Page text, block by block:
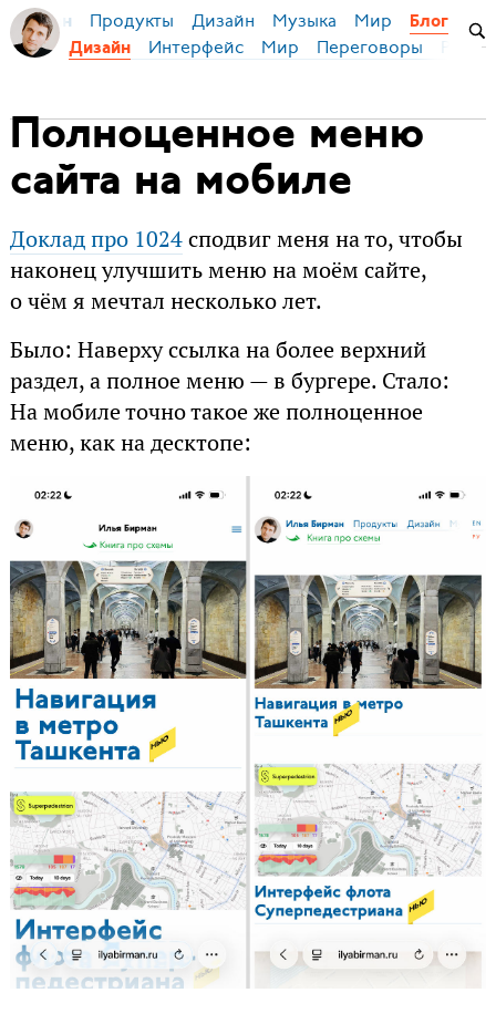
Бирман Продукты Дизайн Музыка Мир
Блог
Дизайн
Интерфейс Мир Переговоры
Полноценное меню
сайта на мобиле
Доклад про 1024сподвиг меня на то, чтобы
наконец улучшить меню на моём сайте,
о чём я мечтал несколько лет.
Было: Наверху ссылка на более верхний
раздел, а полное меню — в бургере. Стало:
На мобиле точно такое же полноценное
меню, как на десктопе: